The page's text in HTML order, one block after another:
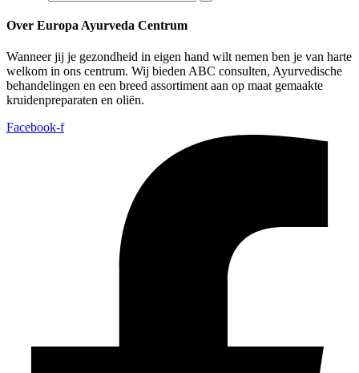
Over Europa Ayurveda Centrum
Wanneer jij je gezondheid in eigen hand wilt nemen ben je van harte
welkom in ons centrum. Wij bieden ABC consulten, Ayurvedische
behandelingen en een breed assortiment aan op maat gemaakte
kruidenpreparaten en oliën.
Facebook-f